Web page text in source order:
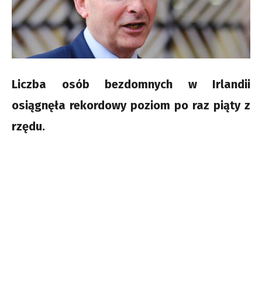
Liczba osób bezdomnych w Irlandii
osiągnęła rekordowy poziom po raz piąty z
rzędu.